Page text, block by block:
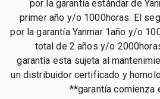
por la garantía estándar de
primer año y/o 1000horas. El
por la garantía Yanmar 1año y/o
total de 2 años y/o
garantía esta sujeta al
un distribuidor certificado y
garantía comienza